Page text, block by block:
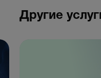
Другие